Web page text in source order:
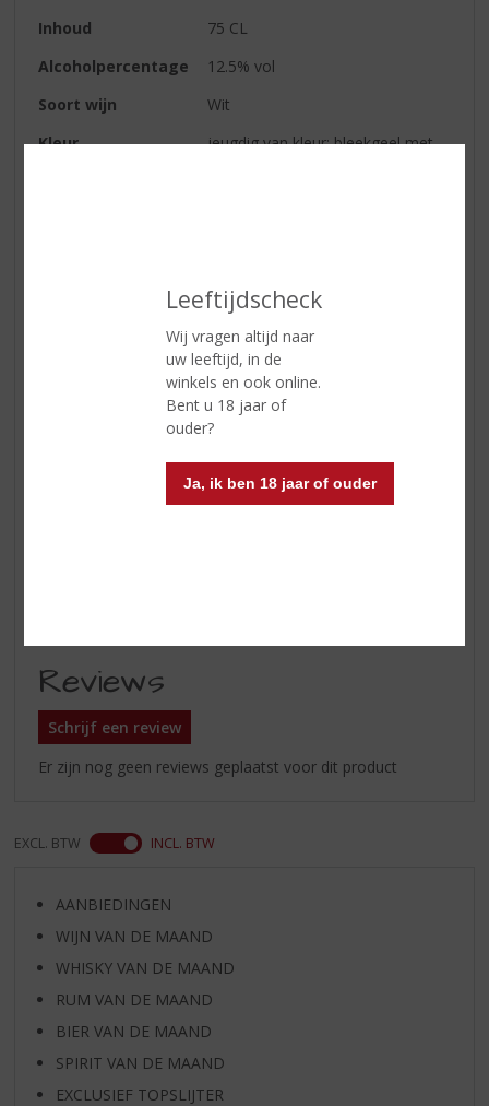
Leeftijdscheck
Wij vragen altijd naar
uw leeftijd, in de
winkels en ook online.
Bent u 18 jaar of
ouder?
Ja, ik ben 18 jaar of ouder
Inhoud
75 CL
Alcoholpercentage
12.5% vol
Soort wijn
Wit
Kleur
jeugdig van kleur: bleekgeel met
soepel, fris en droog van smaak
met aangename frisse
vruchtenzuren
heerlijk bij verse witte asperges,
zoetwatervis, bij wit vlees (in het
saus van witte wijn en room) en
bij alle traditionele Elzasser
voorgerechten, zoals uientaart,
Reviews
Schrijf een review
Er zijn nog geen reviews geplaatst voor dit product
EXCL. BTW INCL. BTW
AANBIEDINGEN
WIJN VAN DE MAAND
WHISKY VAN DE MAAND
RUM VAN DE MAAND
BIER VAN DE MAAND
SPIRIT VAN DE MAAND
EXCLUSIEF TOPSLIJTER